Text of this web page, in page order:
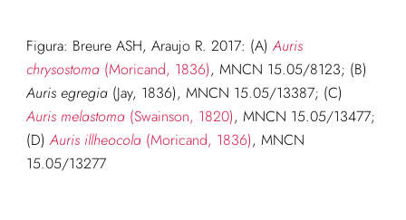
Figura: Breure ASH, Araujo R. 2017: (A) Auris
chrysostoma(Moricand, 1836), MNCN 15.05/8123; (B)
Auris egregia(Jay, 1836), MNCN 15.05/13387; (C)
Auris melastoma(Swainson, 1820), MNCN 15.05/13477;
(D) Auris illheocola(Moricand, 1836), MNCN
15.05/13277